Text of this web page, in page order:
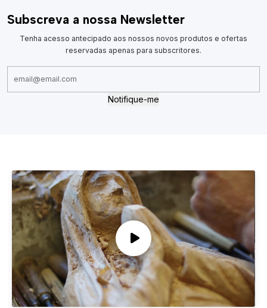
Subscreva a nossa Newsletter
Tenha acesso antecipado aos nossos novos produtos e ofertas
reservadas apenas para subscritores.
Notifique-me